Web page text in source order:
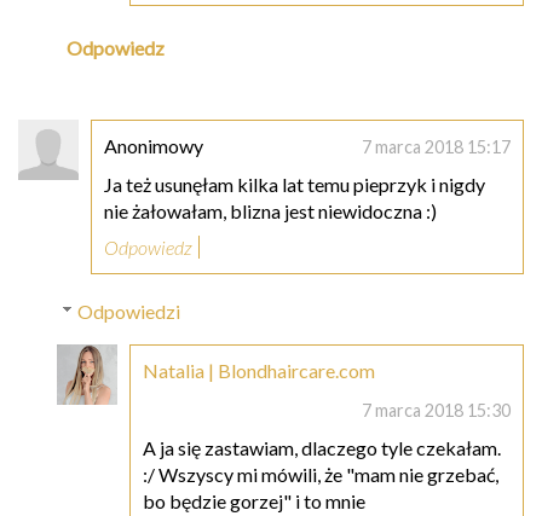
Odpowiedz
Anonimowy 7 marca 2018 15:17
Ja też usunęłam kilka lat temu pieprzyk i nigdy
nie żałowałam, blizna jest niewidoczna :)
Odpowiedz
Odpowiedzi
Natalia | Blondhaircare.com
7 marca 2018 15:30
A ja się zastawiam, dlaczego tyle czekałam.
:/ Wszyscy mi mówili, że "mam nie grzebać,
bo będzie gorzej" i to mnie